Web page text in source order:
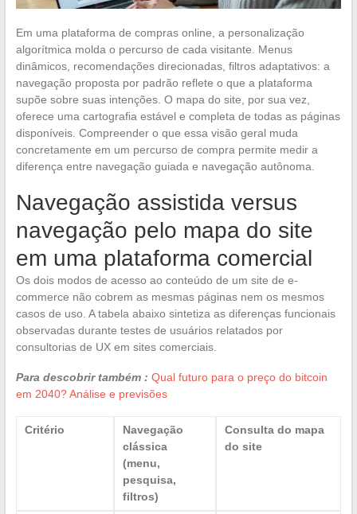
Em uma plataforma de compras online, a personalização
algorítmica molda o percurso de cada visitante. Menus
dinâmicos, recomendações direcionadas, filtros adaptativos: a
navegação proposta por padrão reflete o que a plataforma
supõe sobre suas intenções. O mapa do site, por sua vez,
oferece uma cartografia estável e completa de todas as páginas
disponíveis. Compreender o que essa visão geral muda
concretamente em um percurso de compra permite medir a
diferença entre navegação guiada e navegação autônoma.
Navegação assistida versus
navegação pelo mapa do site
em uma plataforma comercial
Os dois modos de acesso ao conteúdo de um site de e-
commerce não cobrem as mesmas páginas nem os mesmos
casos de uso. A tabela abaixo sintetiza as diferenças funcionais
observadas durante testes de usuários relatados por
consultorias de UX em sites comerciais.
Para descobrir também : Qual futuro para o preço do bitcoin
em 2040? Análise e previsões
Critério
Navegação
clássica
(menu,
pesquisa,
filtros)
Consulta do mapa
do site